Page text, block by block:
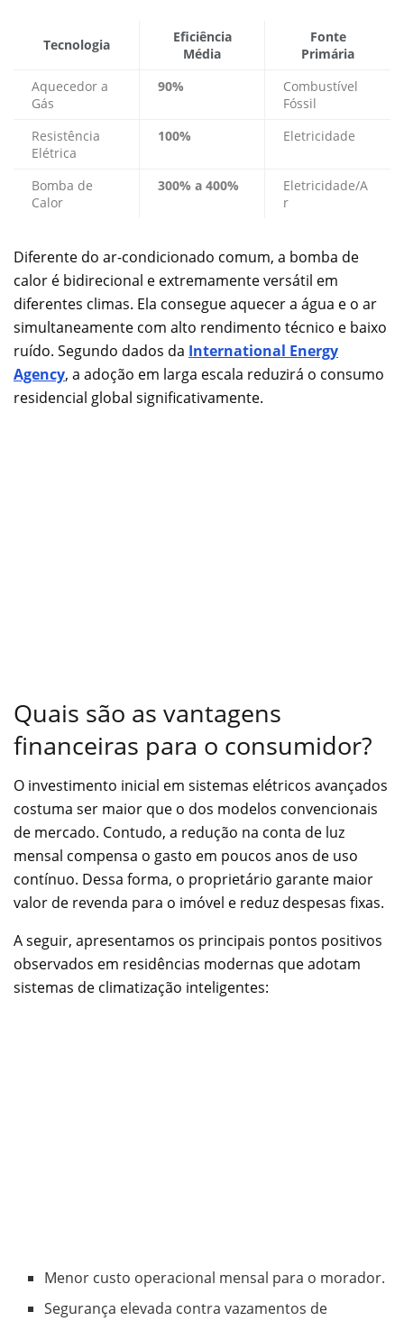
Tecnologia
Eficiência
Média
Fonte
Primária
Aquecedor a
Gás
90%
Combustível
Fóssil
Resistência
Elétrica
100% Eletricidade
Bomba de
Calor
300% a 400%
Eletricidade/A
r
Diferente do ar-condicionado comum, a bomba de
calor é bidirecional e extremamente versátil em
diferentes climas. Ela consegue aquecer a água e o ar
simultaneamente com alto rendimento técnico e baixo
ruído. Segundo dados da International Energy
Agency, a adoção em larga escala reduzirá o consumo
residencial global significativamente.
Quais são as vantagens
financeiras para o consumidor?
O investimento inicial em sistemas elétricos avançados
costuma ser maior que o dos modelos convencionais
de mercado. Contudo, a redução na conta de luz
mensal compensa o gasto em poucos anos de uso
contínuo. Dessa forma, o proprietário garante maior
valor de revenda para o imóvel e reduz despesas fixas.
A seguir, apresentamos os principais pontos positivos
observados em residências modernas que adotam
sistemas de climatização inteligentes:
Menor custo operacional mensal para o morador.
Segurança elevada contra vazamentos de